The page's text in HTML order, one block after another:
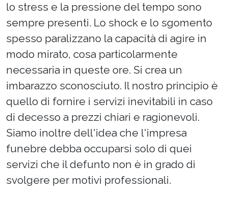
lo stress e la pressione del tempo sono
sempre presenti. Lo shock e lo sgomento
spesso paralizzano la capacità di agire in
modo mirato, cosa particolarmente
necessaria in queste ore. Si crea un
imbarazzo sconosciuto. Il nostro principio è
quello di fornire i servizi inevitabili in caso
di decesso a prezzi chiari e ragionevoli.
Siamo inoltre dell'idea che l'impresa
funebre debba occuparsi solo di quei
servizi che il defunto non è in grado di
svolgere per motivi professionali.